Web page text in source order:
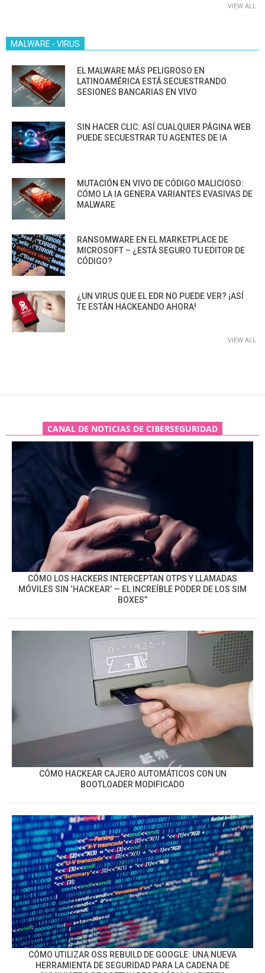
VIEW ALL
MALWARE - VIRUS
EL MALWARE MÁS PELIGROSO EN
LATINOAMÉRICA ESTÁ SECUESTRANDO
SESIONES BANCARIAS EN VIVO
SIN HACER CLIC: ASÍ CUALQUIER PÁGINA WEB
PUEDE SECUESTRAR TU AGENTES DE IA
MUTACIÓN EN VIVO DE CÓDIGO MALICIOSO:
CÓMO LA IA GENERA VARIANTES EVASIVAS DE
MALWARE
RANSOMWARE EN EL MARKETPLACE DE
MICROSOFT – ¿ESTÁ SEGURO TU EDITOR DE
CÓDIGO?
¿UN VIRUS QUE EL EDR NO PUEDE VER? ¡ASÍ
TE ESTÁN HACKEANDO AHORA!
VIEW ALL
CANAL DE NOTICIAS DE CIBERSEGURIDAD
CÓMO LOS HACKERS INTERCEPTAN OTPS Y LLAMADAS
MÓVILES SIN ‘HACKEAR’ — EL INCREÍBLE PODER DE LOS SIM
BOXES”
CÓMO HACKEAR CAJERO AUTOMÁTICOS CON UN
BOOTLOADER MODIFICADO
CÓMO UTILIZAR OSS REBUILD DE GOOGLE: UNA NUEVA
HERRAMIENTA DE SEGURIDAD PARA LA CADENA DE